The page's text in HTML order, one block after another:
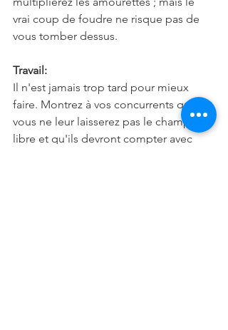
vrai coup de foudre ne risque pas de
vous tomber dessus.
Travail:
Il n'est jamais trop tard pour mieux
faire. Montrez à vos concurrents que
vous ne leur laisserez pas le champ
libre et qu'ils devront compter avec